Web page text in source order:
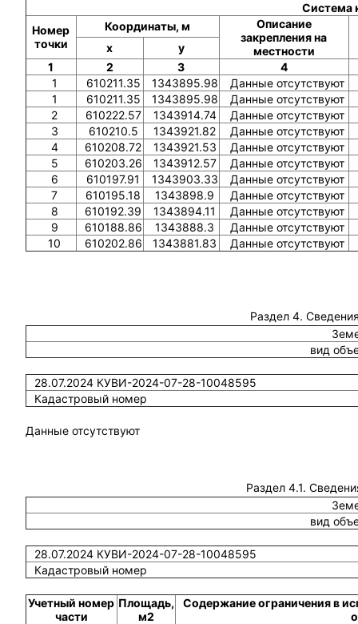
Система
Номер
точки
Координаты, м
Описание
закрепления на
местности
x
y
1
2 3
4
1
610211.35 1343895.98
Данные отсутствуют
1
610211.35 1343895.98
Данные отсутствуют
2
610222.57 1343914.74
Данные отсутствуют
3
610210.5 1343921.82
Данные отсутствуют
4
610208.72 1343921.53
Данные отсутствуют
5
610203.26 1343912.57
Данные отсутствуют
6
610197.91 1343903.33
Данные отсутствуют
7
610195.18 1343898.9
Данные отсутствуют
8
610192.39 1343894.11
Данные отсутствуют
9
610188.86 1343888.3
Данные отсутствуют
10
610202.86 1343881.83 Данные отсутствуют
Раздел 4.
вид
28.07.2024 КУВИ-2024-07-28-10048595
Кадастровый номер
Данные отсутствуют
Раздел 4.1.
вид
28.07.2024 КУВИ-2024-07-28-10048595
Кадастровый номер
Учетный номер
части
Площадь,
м2
Содержание ограничения в